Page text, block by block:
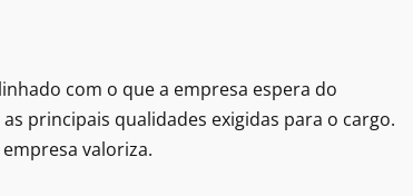
com o que a empresa espera do
principais qualidades exigidas para o cargo.
valoriza.